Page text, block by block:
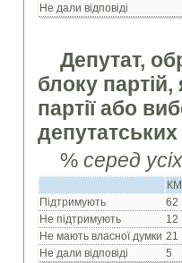
Не дали відповіді
Депутат,
блоку
партії або
%серед
Підтримують
62
Не підтримують
12
Не мають власної думки 21
Не дали відповіді
5